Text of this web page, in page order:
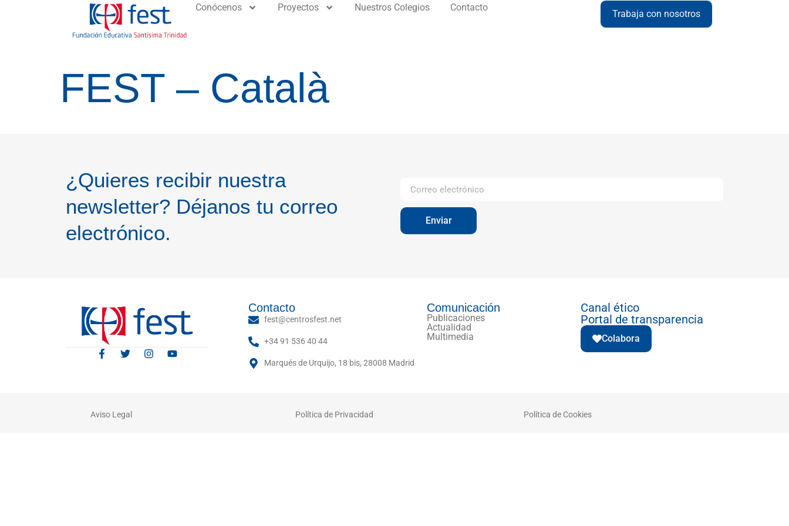
Conócenos Proyectos Nuestros Colegios Contacto
Trabaja con nosotros
FEST – Català
¿Quieres recibir nuestra
newsletter? Déjanos tu correo
electrónico.
Enviar
Contacto
fest@centrosfest.net
+34 91 536 40 44
Marqués de Urquijo, 18 bis, 28008 Madrid
Comunicación
Publicaciones
Actualidad
Multimedia
Canal ético
Portal de transparencia
Colabora
Aviso Legal Política de Privacidad Política de Cookies